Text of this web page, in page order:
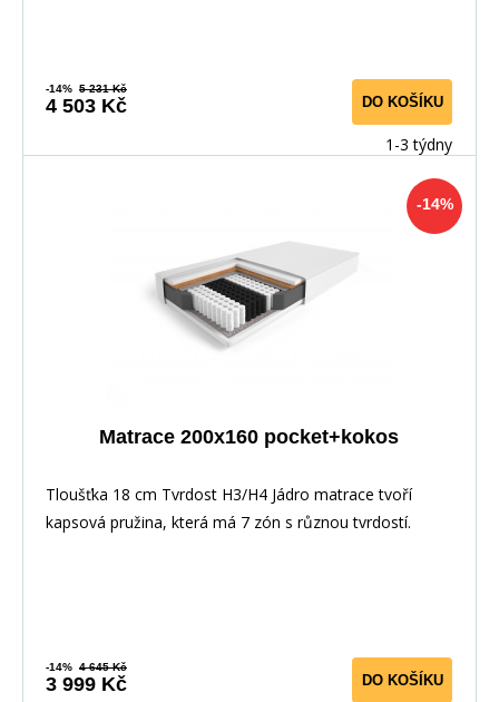
-14% 5 231 Kč
4 503 Kč DO KOŠÍKU
1-3 týdny
-14%
Matrace 200x160 pocket+kokos
Tloušťka 18 cm Tvrdost H3/H4 Jádro matrace tvoří
kapsová pružina, která má 7 zón s různou tvrdostí.
-14% 4 645 Kč
3 999 Kč DO KOŠÍKU